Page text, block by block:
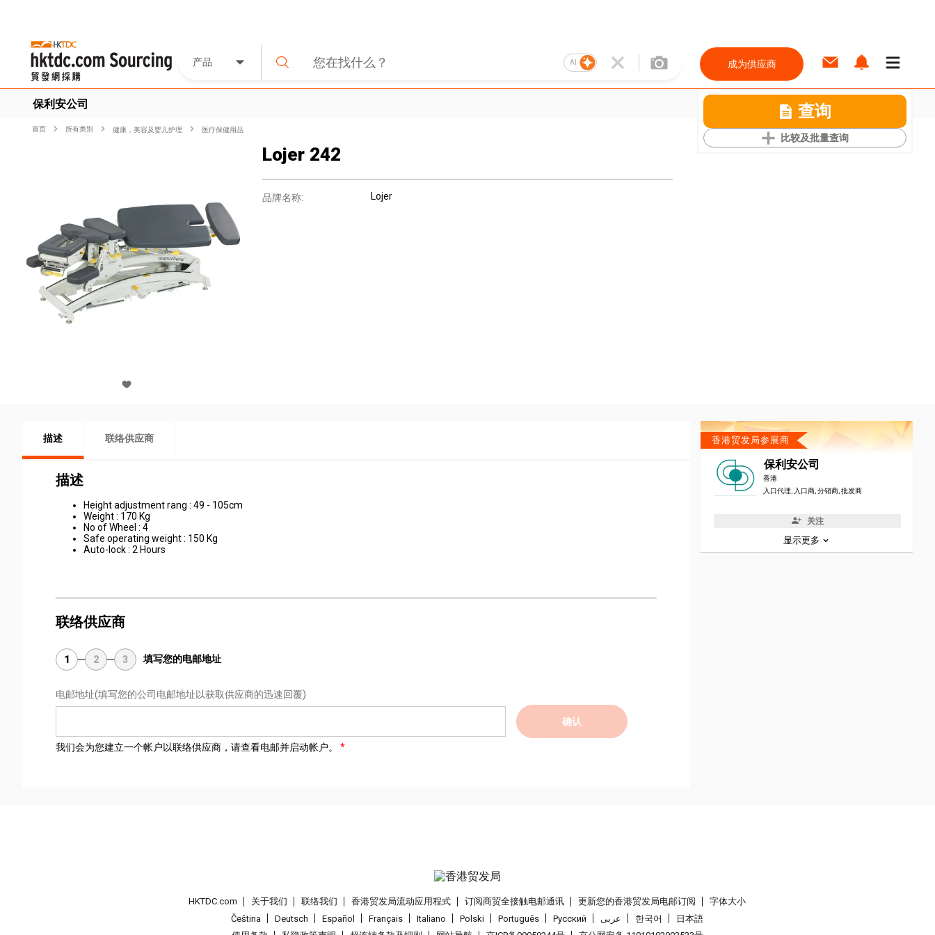
产品 AI 成为供应商
保利安公司 查询
比较及批量查询
首页 所有类別 健康，美容及婴儿护理 医疗保健用品
Lojer 242
品牌名称: Lojer
描述 联络供应商
描述
Height adjustment rang : 49 - 105cm
Weight : 170 Kg
No of Wheel : 4
Safe operating weight : 150 Kg
Auto-lock : 2 Hours
联络供应商
1 2 3 填写您的电邮地址
电邮地址(填写您的公司电邮地址以获取供应商的迅速回覆)
确认
我们会为您建立一个帐户以联络供应商，请查看电邮并启动帐户。
香港贸发局参展商
保利安公司
香港
入口代理, 入口商, 分销商, 批发商
关注
显示更多
HKTDC.com 关于我们 联络我们 香港贸发局流动应用程式 订阅商贸全接触电邮通讯 更新您的香港贸发局电邮订阅
字体大小
Čeština
Deutsch Español Français Italiano Polski Português Pусский عربى 한국어
日本語